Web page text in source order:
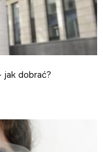
dobrać?